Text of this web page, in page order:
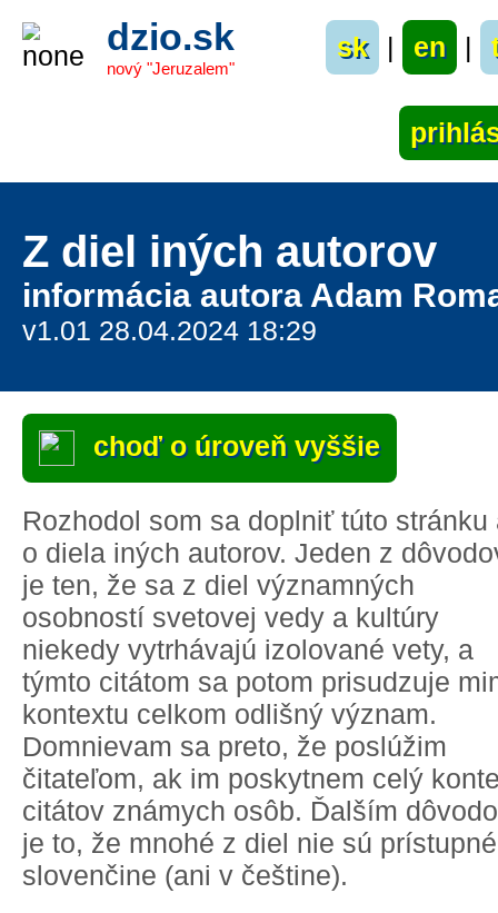
dzio.sk
nový "Jeruzalem"
sk | en |
Z diel iných autorov
informácia autora Adam
v1.01 28.04.2024 18:29
choď o úroveň vyššie
Rozhodol som sa doplniť túto stránku
o diela iných autorov. Jeden z
je ten, že sa z diel významných
osobností svetovej vedy a kultúry
niekedy vytrhávajú izolované vety, a
týmto citátom sa potom prisudzuje
kontextu celkom odlišný význam.
Domnievam sa preto, že poslúžim
čitateľom, ak im poskytnem celý
citátov známych osôb. Ďalším
je to, že mnohé z diel nie sú
slovenčine (ani v češtine).